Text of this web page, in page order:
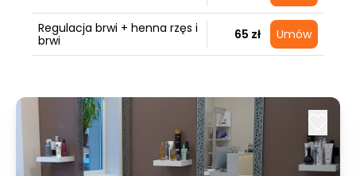
Regulacja brwi + henna rzęs i
brwi
65 zł Umów